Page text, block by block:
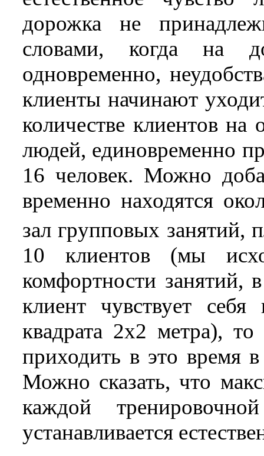
дорожка не
словами, когда на
одновременно,
клиенты начинают
количестве клиентов
людей, единовременно
16 человек. Можно
временно находятся
зал групповых занятий,
10 клиентов (мы
комфортности занятий,
клиент чувствует
квадрата 2х2 метра),
приходить в это время
Можно сказать, что
каждой
устанавливается